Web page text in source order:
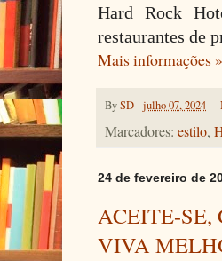
Hard Rock
restaurantes de
Mais informações »
BySD-julho 07, 2024
Marcadores: estilo,
24 de fevereiro de
ACEITE-SE,
VIVA